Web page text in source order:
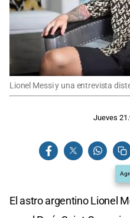
Lionel Messi y una entrevista
Jueves
El astro argentino Lionel